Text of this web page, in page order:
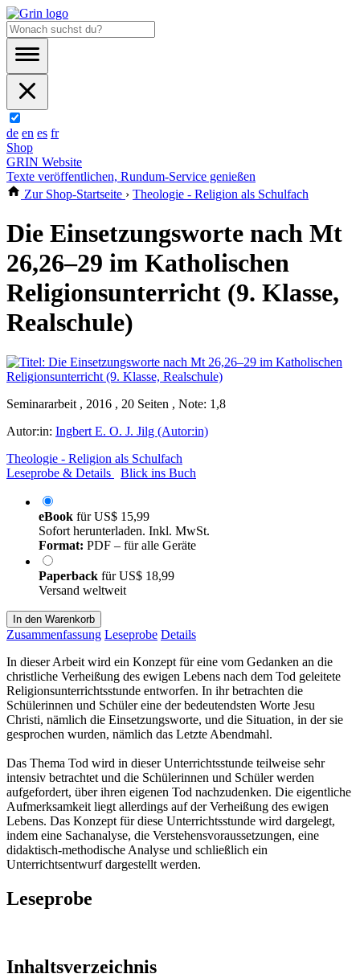
de en es fr
Shop
GRIN Website
Texte veröffentlichen, Rundum-Service genießen
Zur Shop-Startseite › Theologie - Religion als Schulfach
Die Einsetzungsworte nach Mt
26,26‒29 im Katholischen
Religionsunterricht (9. Klasse,
Realschule)
Seminararbeit , 2016 , 20 Seiten , Note: 1,8
Autor:in: Ingbert E. O. J. Jilg (Autor:in)
Theologie - Religion als Schulfach
Leseprobe & Details
Blick ins Buch
eBook fürUS$ 15,99
Sofort herunterladen. Inkl. MwSt.
Format: PDF – für alle Geräte
Paperback fürUS$ 18,99
Versand weltweit
In den Warenkorb
Zusammenfassung Leseprobe Details
In dieser Arbeit wird ein Konzept für eine vom Gedanken an die
christliche Verheißung des ewigen Lebens nach dem Tod geleitete
Religionsunterrichtsstunde entworfen. In ihr betrachten die
Schülerinnen und Schüler eine der bedeutendsten Worte Jesu
Christi, nämlich die Einsetzungsworte, und die Situation, in der sie
gesprochen wurden, nämlich das Letzte Abendmahl.
Das Thema Tod wird in dieser Unterrichtsstunde teilweise sehr
intensiv betrachtet und die Schülerinnen und Schüler werden
aufgefordert, über ihren eigenen Tod nachzudenken. Die eigentliche
Aufmerksamkeit liegt allerdings auf der Verheißung des ewigen
Lebens. Das Konzept für diese Unterrichtsstunde wird dargelegt,
indem eine Sachanalyse, die Verstehensvoraussetzungen, eine
didaktisch-methodische Analyse und schließlich ein
Unterrichtsentwurf dargestellt werden.
Leseprobe
Inhaltsverzeichnis